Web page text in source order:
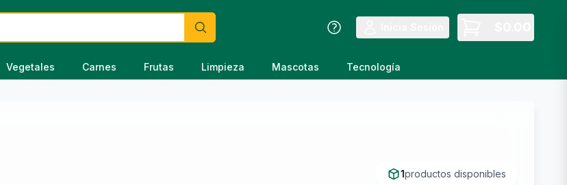
Vegetales Carnes Frutas Limpieza Mascotas Tecnología
1productos disponibles